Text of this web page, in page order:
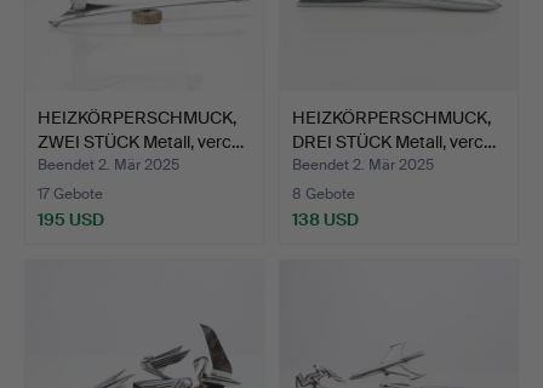
HEIZKÖRPERSCHMUCK,
ZWEI STÜCK Metall, verc…
Beendet 2. Mär 2025
17 Gebote
195 USD
HEIZKÖRPERSCHMUCK,
DREI STÜCK Metall, verc…
Beendet 2. Mär 2025
8 Gebote
138 USD